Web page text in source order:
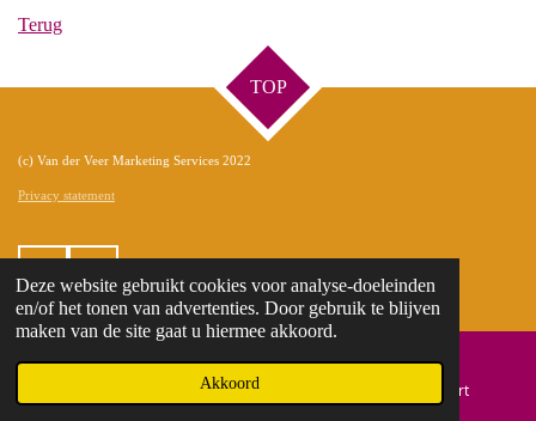
Deze website gebruikt cookies voor analyse-doeleinden
en/of het tonen van advertenties. Door gebruik te blijven
maken van de site gaat u hiermee akkoord.
Akkoord
Terug
TOP
(c) Van der Veer Marketing Services 2022
Privacy statement
L
i
n
F
a
c
Telefoonnummer Kaart